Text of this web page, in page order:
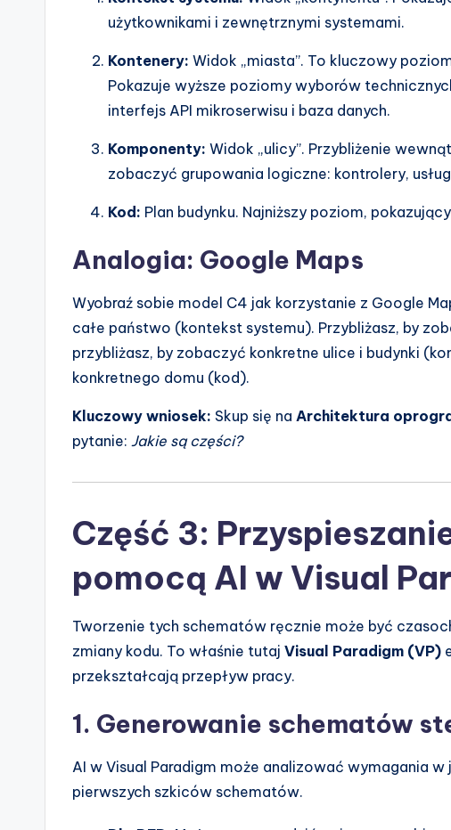
użytkownikami i zewnętrznymi systemami.
Kontenery: Widok „miasta”. To kluczowy
Pokazuje wyższe poziomy wyborów
interfejs API mikroserwisu i baza danych.
Komponenty: Widok „ulicy”. Przybliżenie
zobaczyć grupowania logiczne: kontrolery,
Kod: Plan budynku. Najniższy poziom,
Analogia: Google Maps
Wyobraź sobie model C4 jak korzystanie z Google
całe państwo (kontekst systemu). Przybliżasz, by
przybliżasz, by zobaczyć konkretne ulice i budynki
konkretnego domu (kod).
Kluczowy wniosek: Skup się na Architektura
pytanie: Jakie są części?
Część 3:
pomocą AI w Visual
Tworzenie tych schematów ręcznie może być
zmiany kodu. To właśnie tutaj Visual Paradigm (VP)
przekształcają przepływ pracy.
1. Generowanie schematów
AI w Visual Paradigm może analizować wymagania
pierwszych szkiców schematów.